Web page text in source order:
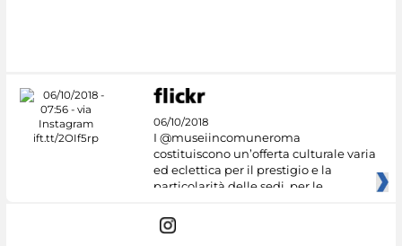
06/10/2018
I @museiincomuneroma
costituiscono un’offerta culturale varia
ed eclettica per il prestigio e la
particolarità delle sedi, per le